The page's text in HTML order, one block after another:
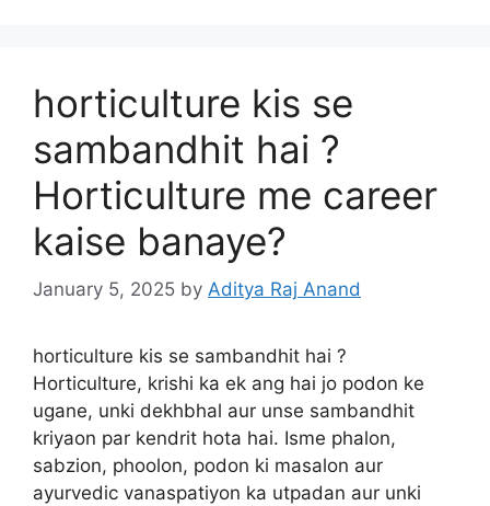
horticulture kis se
sambandhit hai ?
Horticulture me career
kaise banaye?
January 5, 2025 by Aditya Raj Anand
horticulture kis se sambandhit hai ?
Horticulture, krishi ka ek ang hai jo podon ke
ugane, unki dekhbhal aur unse sambandhit
kriyaon par kendrit hota hai. Isme phalon,
sabzion, phoolon, podon ki masalon aur
ayurvedic vanaspatiyon ka utpadan aur unki